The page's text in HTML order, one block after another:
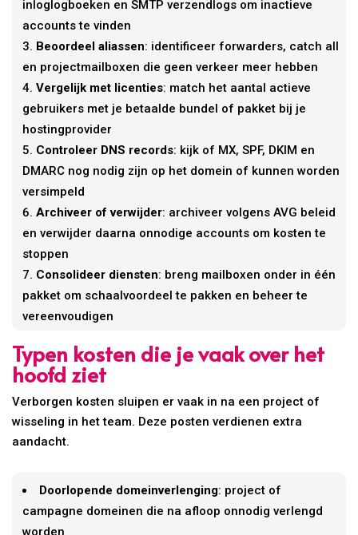
inloglogboeken en SMTP verzendlogs om inactieve
accounts te vinden
Beoordeel aliassen: identificeer forwarders, catch all
en projectmailboxen die geen verkeer meer hebben
Vergelijk met licenties: match het aantal actieve
gebruikers met je betaalde bundel of pakket bij je
hostingprovider
Controleer DNS records: kijk of MX, SPF, DKIM en
DMARC nog nodig zijn op het domein of kunnen worden
versimpeld
Archiveer of verwijder: archiveer volgens AVG beleid
en verwijder daarna onnodige accounts om kosten te
stoppen
Consolideer diensten: breng mailboxen onder in één
pakket om schaalvoordeel te pakken en beheer te
vereenvoudigen
Typen kosten die je vaak over het
hoofd ziet
Verborgen kosten sluipen er vaak in na een project of
wisseling in het team. Deze posten verdienen extra
aandacht.
Doorlopende domeinverlenging: project of
campagne domeinen die na afloop onnodig verlengd
worden